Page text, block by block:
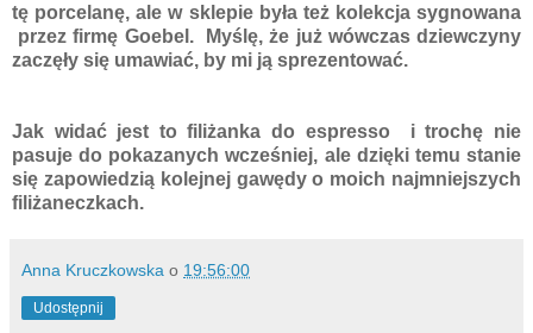
tę porcelanę, ale w sklepie była też kolekcja sygnowana
przez firmę Goebel. Myślę, że już wówczas dziewczyny
zaczęły się umawiać, by mi ją sprezentować.
Jak widać jest to filiżanka do espresso i trochę nie
pasuje do pokazanych wcześniej, ale dzięki temu stanie
się zapowiedzią kolejnej gawędy o moich najmniejszych
filiżaneczkach.
Anna Kruczkowska o 19:56:00
Udostępnij